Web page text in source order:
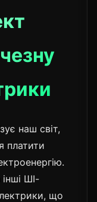
наш світ,
платити
ШІ-
що